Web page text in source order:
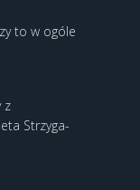
to w ogóle
z
Strzyga-